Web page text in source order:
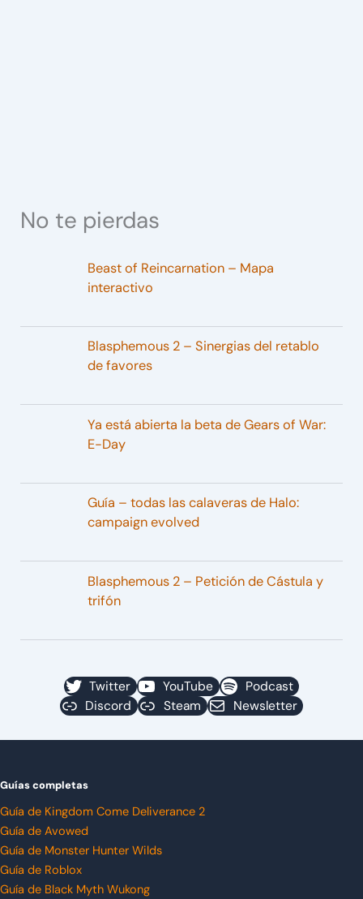
No te pierdas
Beast of Reincarnation – Mapa
interactivo
Blasphemous 2 – Sinergias del retablo
de favores
Ya está abierta la beta de Gears of War:
E-Day
Guía – todas las calaveras de Halo:
campaign evolved
Blasphemous 2 – Petición de Cástula y
trifón
Twitter YouTube
Podcast
Discord
Steam Newsletter
Guías completas
Guía de Kingdom Come Deliverance 2
Guía de Avowed
Guía de Monster Hunter Wilds
Guía de Roblox
Guía de Black Myth Wukong